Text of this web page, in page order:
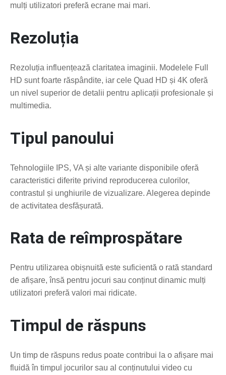
mulți utilizatori preferă ecrane mai mari.
Rezoluția
Rezoluția influențează claritatea imaginii. Modelele Full
HD sunt foarte răspândite, iar cele Quad HD și 4K oferă
un nivel superior de detalii pentru aplicații profesionale și
multimedia.
Tipul panoului
Tehnologiile IPS, VA și alte variante disponibile oferă
caracteristici diferite privind reproducerea culorilor,
contrastul și unghiurile de vizualizare. Alegerea depinde
de activitatea desfășurată.
Rata de reîmprospătare
Pentru utilizarea obișnuită este suficientă o rată standard
de afișare, însă pentru jocuri sau conținut dinamic mulți
utilizatori preferă valori mai ridicate.
Timpul de răspuns
Un timp de răspuns redus poate contribui la o afișare mai
fluidă în timpul jocurilor sau al conținutului video cu